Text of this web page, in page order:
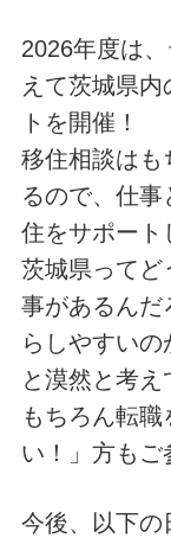
2026年度は
えて茨城県
トを開催！
移住相談はも
るので、仕
住をサポート
茨城県ってど
事があるんだ
らしやすいの
と漠然と考え
もちろん転
い！」方もご
今後、以下の